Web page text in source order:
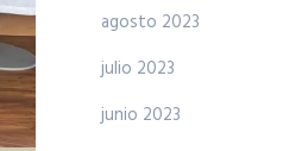
agosto 2023
julio 2023
junio 2023